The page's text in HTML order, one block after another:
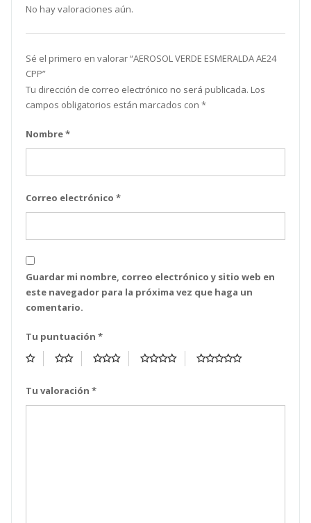
No hay valoraciones aún.
Sé el primero en valorar “AEROSOL VERDE ESMERALDA AE24
CPP”
Tu dirección de correo electrónico no será publicada. Los
campos obligatorios están marcados con *
Nombre*
Correo electrónico *
Guardar mi nombre, correo electrónico y sitio web en
este navegador para la próxima vez que haga un
comentario.
Tu puntuación *
Tu valoración *